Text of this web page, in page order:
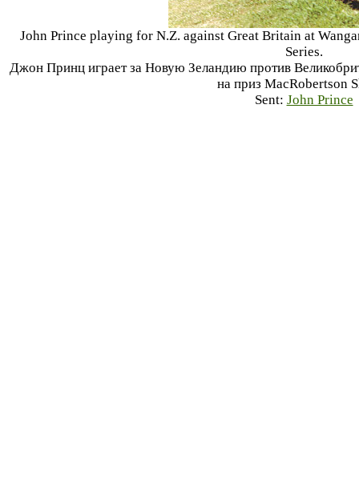
John Prince playing for N.Z. against Great Britain at
Series.
Джон Принц играет за Новую Зеландию против
на приз MacRobertson
Sent: John Prince